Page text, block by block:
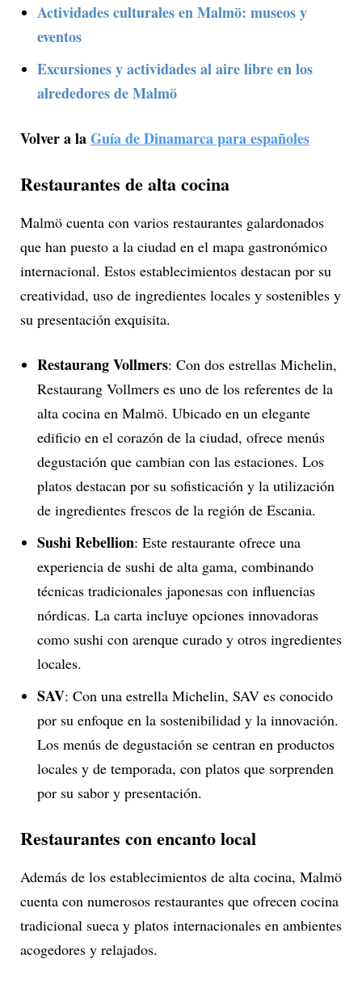
Actividades culturales en Malmö: museos y
eventos
Excursiones y actividades al aire libre en los
alrededores de Malmö
Volver a laGuía de Dinamarca para españoles
Restaurantes de alta cocina
Malmö cuenta con varios restaurantes galardonados
que han puesto a la ciudad en el mapa gastronómico
internacional. Estos establecimientos destacan por su
creatividad, uso de ingredientes locales y sostenibles y
su presentación exquisita.
Restaurang Vollmers: Con dos estrellas Michelin,
Restaurang Vollmers es uno de los referentes de la
alta cocina en Malmö. Ubicado en un elegante
edificio en el corazón de la ciudad, ofrece menús
degustación que cambian con las estaciones. Los
platos destacan por su sofisticación y la utilización
de ingredientes frescos de la región de Escania.
Sushi Rebellion: Este restaurante ofrece una
experiencia de sushi de alta gama, combinando
técnicas tradicionales japonesas con influencias
nórdicas. La carta incluye opciones innovadoras
como sushi con arenque curado y otros ingredientes
locales.
SAV: Con una estrella Michelin, SAV es conocido
por su enfoque en la sostenibilidad y la innovación.
Los menús de degustación se centran en productos
locales y de temporada, con platos que sorprenden
por su sabor y presentación.
Restaurantes con encanto local
Además de los establecimientos de alta cocina, Malmö
cuenta con numerosos restaurantes que ofrecen cocina
tradicional sueca y platos internacionales en ambientes
acogedores y relajados.